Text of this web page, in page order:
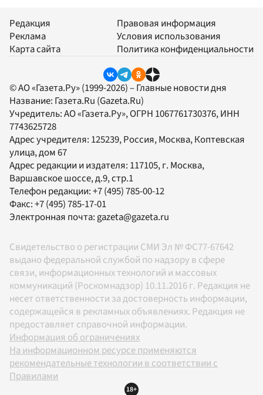
Редакция
Реклама
Карта сайта
Правовая информация
Условия использования
Политика конфиденциальности
© АО «Газета.Ру» (1999-2026) – Главные новости дня
Название: Газета.Ru (Gazeta.Ru)
Учредитель:АО «Газета.Ру», ОГРН 1067761730376, ИНН
7743625728
Адрес учредителя: 125239, Россия, Москва, Коптевская
улица, дом 67
Адрес редакции и издателя: 117105, г. Москва,
Варшавское шоссе, д.9, стр.1
Телефон редакции:+7 (495) 785-00-12
Факс:+7 (495) 785-17-01
Электронная почта:gazeta@gazeta.ru
Свидетельство о регистрации СМИ Эл № ФС77-67642
выдано федеральной службой по надзору в сфере
связи, информационных технологий и массовых
коммуникаций (Роскомнадзор) 10.11.2016 г. Редакция не
несет ответственности за достоверность информации,
содержащейся в рекламных объявлениях. Редакция не
предоставляет справочной информации.
Информация об ограничениях
На информационном ресурсе применяются
рекомендательные технологии в соответствии с
Правилами
18+